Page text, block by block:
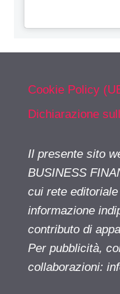
Cookie Policy
Dichiarazione
Il presente sito
BUSINESS
cui rete
informazione
contributo di
Per pubblicità,
collaborazioni: